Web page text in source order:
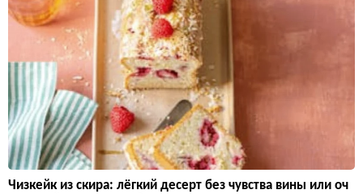
Чизкейк из скира: лёгкий десерт без чувства вины или оч